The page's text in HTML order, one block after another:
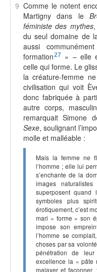
9 Comme le notent
Martigny dans le
féministe des mythes,
du seul domaine de
aussi
formation27
» – elle
celle qui forme. Le
la créature-femme
civilisation qui voit
donc fabriquée à
autre corps,
remarquait Simone
Sexe, soulignant
molle et malléable :
Mais la femme ne
l’homme ; elle lui
s’enchante de la
images
superposent
symboles plus
érotiquement, c’est
mari « forme » son
impose son
l’homme se
choses par sa
pénétration de
excellence la « pâte
malaxer et